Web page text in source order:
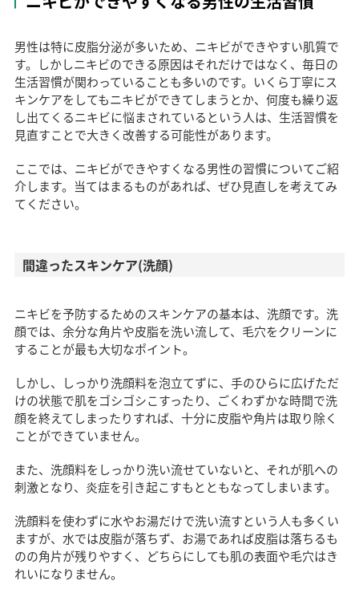
男性は特に皮脂分泌が多いため、ニキビができやすい肌質で
す。しかしニキビのできる原因はそれだけではなく、毎日の
生活習慣が関わっていることも多いのです。いくら丁寧にス
キンケアをしてもニキビができてしまうとか、何度も繰り返
し出てくるニキビに悩まされているという人は、生活習慣を
見直すことで大きく改善する可能性があります。
ここでは、ニキビができやすくなる男性の習慣についてご紹
介します。当てはまるものがあれば、ぜひ見直しを考えてみ
てください。
間違ったスキンケア(洗顔)
ニキビを予防するためのスキンケアの基本は、洗顔です。洗
顔では、余分な角片や皮脂を洗い流して、毛穴をクリーンに
することが最も大切なポイント。
しかし、しっかり洗顔料を泡立てずに、手のひらに広げただ
けの状態で肌をゴシゴシこすったり、ごくわずかな時間で洗
顔を終えてしまったりすれば、十分に皮脂や角片は取り除く
ことができていません。
また、洗顔料をしっかり洗い流せていないと、それが肌への
刺激となり、炎症を引き起こすもとともなってしまいます。
洗顔料を使わずに水やお湯だけで洗い流すという人も多くい
ますが、水では皮脂が落ちず、お湯であれば皮脂は落ちるも
のの角片が残りやすく、どちらにしても肌の表面や毛穴はき
れいになりません。